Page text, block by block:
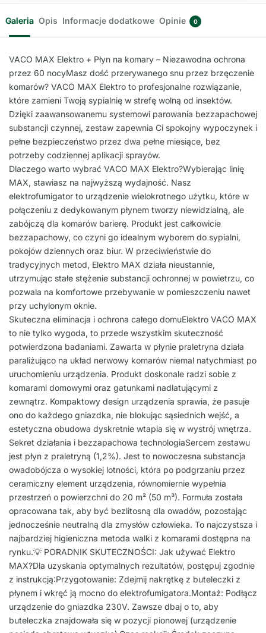
Galeria Opis Informacje dodatkowe Opinie 0
VACO MAX Elektro + Płyn na komary – Niezawodna ochrona
przez 60 nocyMasz dość przerywanego snu przez brzęczenie
komarów? VACO MAX Elektro to profesjonalne rozwiązanie,
które zamieni Twoją sypialnię w strefę wolną od insektów.
Dzięki zaawansowanemu systemowi parowania bezzapachowej
substancji czynnej, zestaw zapewnia Ci spokojny wypoczynek i
pełne bezpieczeństwo przez dwa pełne miesiące, bez
potrzeby codziennej aplikacji sprayów.
Dlaczego warto wybrać VACO MAX Elektro?Wybierając linię
MAX, stawiasz na najwyższą wydajność. Nasz
elektrofumigator to urządzenie wielokrotnego użytku, które w
połączeniu z dedykowanym płynem tworzy niewidzialną, ale
zabójczą dla komarów barierę. Produkt jest całkowicie
bezzapachowy, co czyni go idealnym wyborem do sypialni,
pokojów dziennych oraz biur. W przeciwieństwie do
tradycyjnych metod, Elektro MAX działa nieustannie,
utrzymując stałe stężenie substancji ochronnej w powietrzu, co
pozwala na komfortowe przebywanie w pomieszczeniu nawet
przy uchylonym oknie.
Skuteczna eliminacja i ochrona całego domuElektro VACO MAX
to nie tylko wygoda, to przede wszystkim skuteczność
potwierdzona badaniami. Zawarta w płynie praletryna działa
paraliżująco na układ nerwowy komarów niemal natychmiast po
uruchomieniu urządzenia. Produkt doskonale radzi sobie z
komarami domowymi oraz gatunkami nadlatującymi z
zewnątrz. Kompaktowy design urządzenia sprawia, że pasuje
ono do każdego gniazdka, nie blokując sąsiednich wejść, a
estetyczna obudowa dyskretnie wtapia się w wystrój wnętrza.
Sekret działania i bezzapachowa technologiaSercem zestawu
jest płyn z praletryną (1,2%). Jest to nowoczesna substancja
owadobójcza o wysokiej lotności, która po podgrzaniu przez
ceramiczny element urządzenia, równomiernie wypełnia
przestrzeń o powierzchni do 20 m² (50 m³). Formuła została
opracowana tak, aby być bezlitosną dla owadów, pozostając
jednocześnie neutralną dla zmysłów człowieka. To najczystsza i
najbardziej higieniczna metoda walki z komarami dostępna na
rynku.💡 PORADNIK SKUTECZNOŚCI: Jak używać Elektro
MAX?Dla uzyskania optymalnych rezultatów, postępuj zgodnie
z instrukcją:Przygotowanie: Zdejmij nakrętkę z buteleczki z
płynem i wkręć ją mocno do elektrofumigatora.Montaż: Podłącz
urządzenie do gniazdka 230V. Zawsze dbaj o to, aby
buteleczka znajdowała się w pozycji pionowej (urządzenie